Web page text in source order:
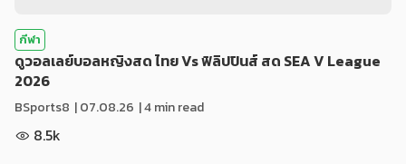
กีฬา
ดูวอลเลย์บอลหญิงสด ไทย Vs ฟิลิปปินส์ สด SEA V League
2026
BSports8 |07.08.26 | 4 min read
8.5k